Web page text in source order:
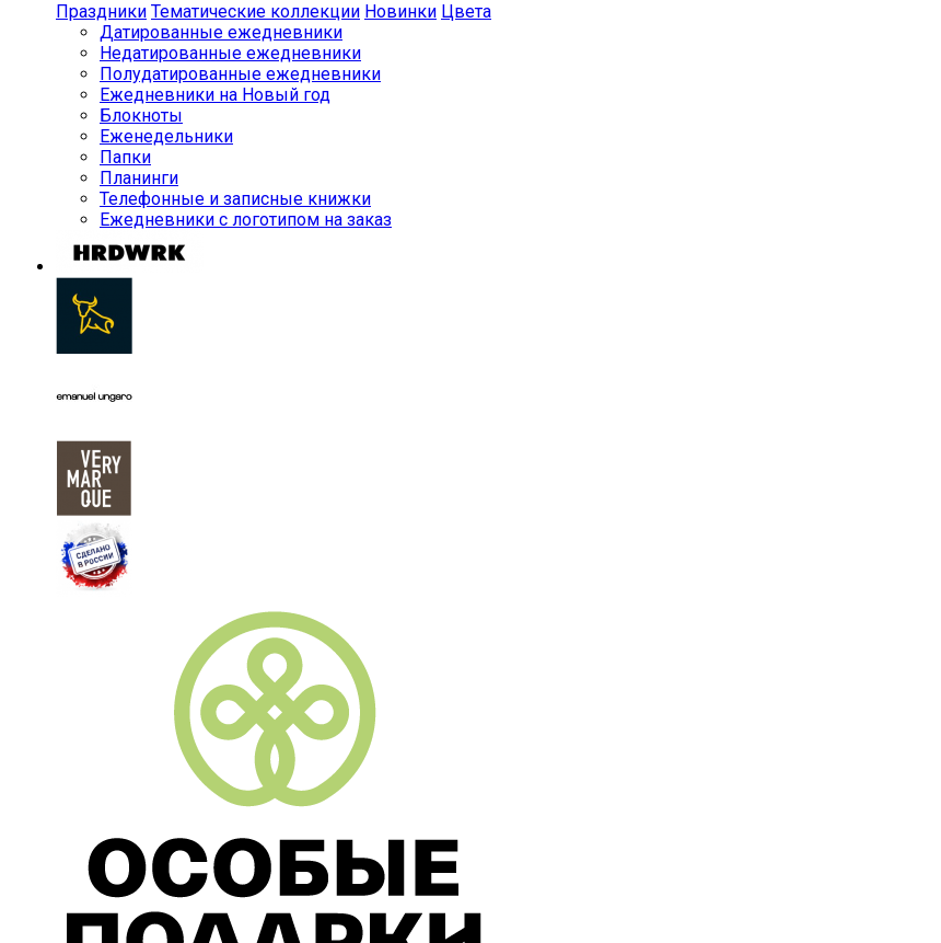
Праздники Тематические коллекции Новинки Цвета
Датированные ежедневники
Недатированные ежедневники
Полудатированные ежедневники
Ежедневники на Новый год
Блокноты
Еженедельники
Папки
Планинги
Телефонные и записные книжки
Ежедневники с логотипом на заказ